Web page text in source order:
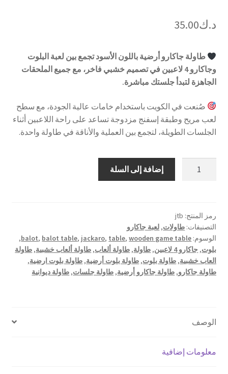
د.ك35.00
طاولة جاكارو أرضية باللون الأسود تجمع بين لعبة البلوت
وجاكارو 4 لاعبين في تصميم خشبي فاخر، مع جميع الملحقات
الجاهزة لتبدأ جلستك مباشرة.
صُنعت في الكويت باستخدام خامات عالية الجودة، مع سطح
لعب مريح وطبقة إسفنج مزدوجة تساعد على راحة اللاعبين أثناء
الجلسات الطويلة، لتجمع بين العملية والأناقة في طاولة واحدة.
جاكارو
-
أسود
إضافة إلى السلة
رمز المنتج: jtb
التصنيفات: طاولات, لعبة جاكارو
الوسوم:
balot, balot table, jackaro, table,wooden game table
,
بلوت, جاكارو 4 لاعبين , طاولة, طاولة ألعاب, طاولة ألعاب خشبية, طاولة
العاب خشبية, طاولة بلوت, طاولة بلوت أرضية, طاولة بلوت ارضية,
طاولة جاكارو, طاولة جاكارو أرضية, طاولة جلسات, طاولة ديوانية
الوصف
معلومات إضافية